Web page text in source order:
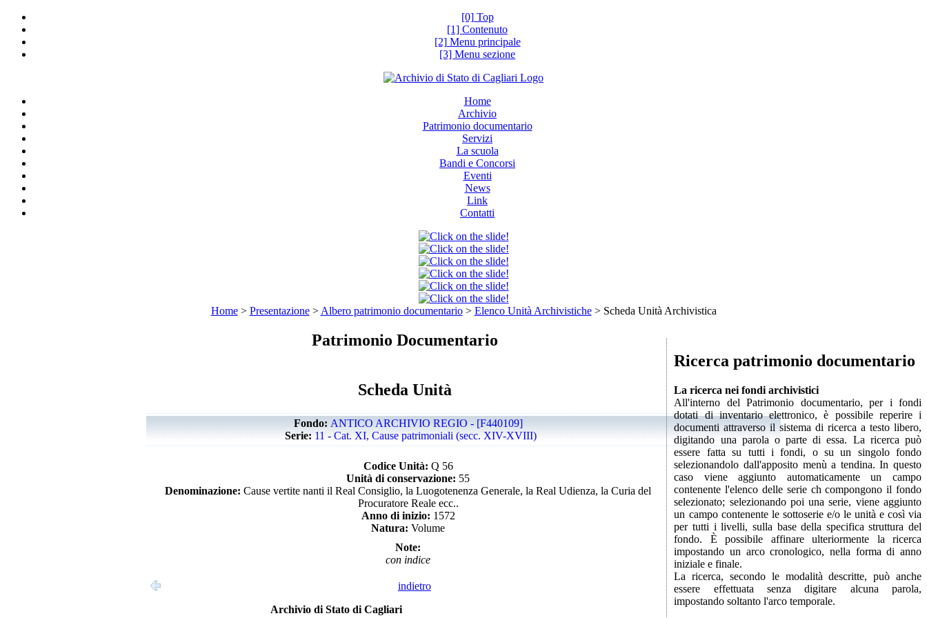
[0] Top
[1] Contenuto
[2] Menu principale
[3] Menu sezione
Home
Archivio
Patrimonio documentario
Servizi
La scuola
Bandi e Concorsi
Eventi
News
Link
Contatti
Home> Presentazione> Albero patrimonio documentario> Elenco Unità Archivistiche> Scheda Unità Archivistica
Ricerca patrimonio documentario
La ricerca nei fondi archivistici
All'interno del Patrimonio documentario, per i fondi
dotati di inventario elettronico, è possibile reperire i
documenti attraverso il sistema di ricerca a testo libero,
digitando una parola o parte di essa. La ricerca può
essere fatta su tutti i fondi, o su un singolo fondo
selezionandolo dall'apposito menù a tendina. In questo
caso viene aggiunto automaticamente un campo
contenente l'elenco delle serie ch compongono il fondo
selezionato; selezionando poi una serie, viene aggiunto
un campo contenente le sottoserie e/o le unità e così via
per tutti i livelli, sulla base della specifica struttura del
fondo. È possibile affinare ulteriormente la ricerca
impostando un arco cronologico, nella forma di anno
iniziale e finale.
La ricerca, secondo le modalità descritte, può anche
essere effettuata senza digitare alcuna parola,
impostando soltanto l'arco temporale.
Patrimonio Documentario
Scheda Unità
Fondo: ANTICO ARCHIVIO REGIO - [F440109]
Serie: 11 - Cat. XI, Cause patrimoniali (secc. XIV-XVIII)
Codice Unità: Q 56
Unità di conservazione: 55
Denominazione: Cause vertite nanti il Real Consiglio, la Luogotenenza Generale, la Real Udienza, la Curia del
Procuratore Reale ecc..
Anno di inizio: 1572
Natura: Volume
Note:
con indice
indietro
Archivio di Stato di Cagliari